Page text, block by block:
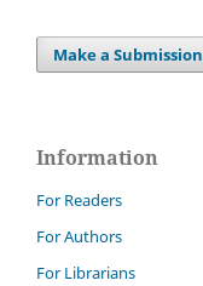
Make a Submission
Information
For Readers
For Authors
For Librarians